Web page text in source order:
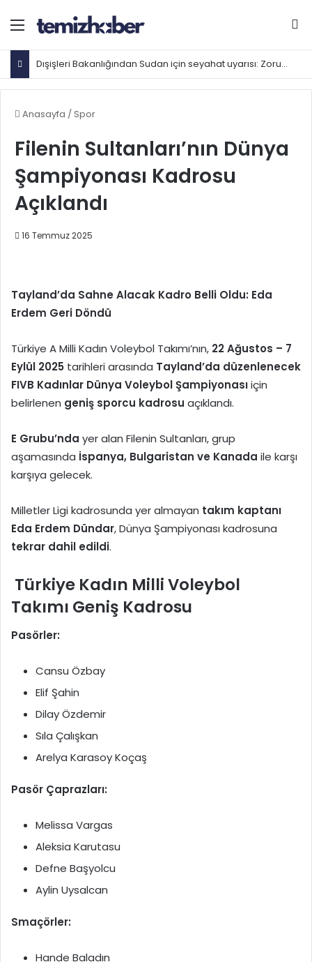
Menü
Dışişleri Bakanlığından Sudan için seyahat uyarısı: Zorunlu değilse gitmeyin
Anasayfa / Spor
Filenin Sultanları’nın Dünya
Şampiyonası Kadrosu
Açıklandı
16 Temmuz 2025
Tayland’da Sahne Alacak Kadro Belli Oldu: Eda
Erdem Geri Döndü
Türkiye A Milli Kadın Voleybol Takımı’nın, 22 Ağustos – 7
Eylül 2025 tarihleri arasında Tayland’da düzenlenecek
FIVB Kadınlar Dünya Voleybol Şampiyonasıiçin
belirlenen geniş sporcu kadrosu açıklandı.
E Grubu’nda yer alan Filenin Sultanları, grup
aşamasında İspanya, Bulgaristan ve Kanada ile karşı
karşıya gelecek.
Milletler Ligi kadrosunda yer almayan takım kaptanı
Eda Erdem Dündar, Dünya Şampiyonası kadrosuna
tekrar dahil edildi.
Türkiye Kadın Milli Voleybol
Takımı Geniş Kadrosu
Pasörler:
Cansu Özbay
Elif Şahin
Dilay Özdemir
Sıla Çalışkan
Arelya Karasoy Koçaş
Pasör Çaprazları:
Melissa Vargas
Aleksia Karutasu
Defne Başyolcu
Aylin Uysalcan
Smaçörler:
Hande Baladın